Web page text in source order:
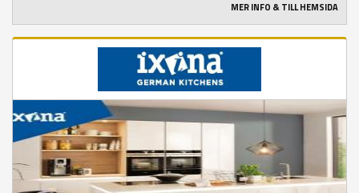
MER INFO & TILL HEMSIDA